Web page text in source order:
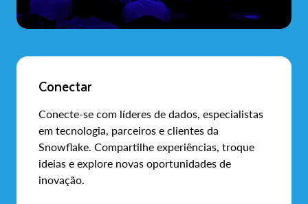
Conectar
Conecte-se com líderes de dados, especialistas
em tecnologia, parceiros e clientes da
Snowflake. Compartilhe experiências, troque
ideias e explore novas oportunidades de
inovação.